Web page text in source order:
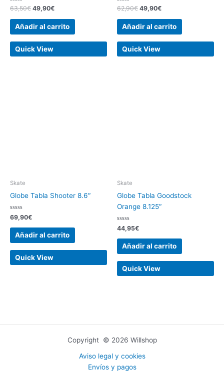
Valorado
0
63,50€ 49,90€
Añadir al carrito
Quick View
Valorado
con
0
62,90€ 49,90€
Añadir al carrito
Quick View
Skate
Globe Tabla Shooter 8.6″
Valorado
con
0
69,90€
Añadir al carrito
Quick View
Skate
Globe Tabla Goodstock
Orange 8.125″
Valorado
con
0
44,95€
Añadir al carrito
Quick View
Copyright © 2026 Willshop
Aviso legal y cookies
Envíos y pagos